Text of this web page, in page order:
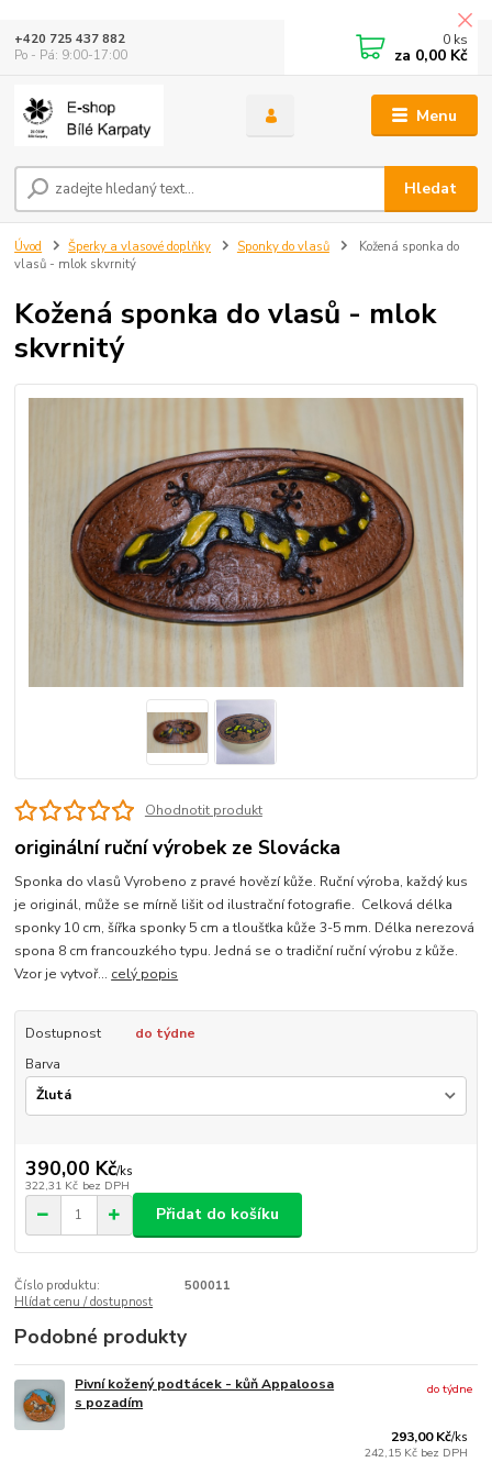
Menu
Hledat
+420 725 437 882
Po - Pá: 9:00-17:00
0 ks
za 0,00 Kč
Úvod Šperky a vlasové doplňky Sponky do vlasů
Kožená sponka do
vlasů - mlok skvrnitý
Kožená sponka do vlasů - mlok
skvrnitý
Ohodnotit produkt
originální ruční výrobek ze Slovácka
Sponka do vlasů Vyrobeno z pravé hovězí kůže. Ruční výroba, každý kus
je originál, může se mírně lišit od ilustrační fotografie. Celková délka
sponky 10 cm, šířka sponky 5 cm a tloušťka kůže 3-5 mm. Délka nerezová
spona 8 cm francouzkého typu. Jedná se o tradiční ruční výrobu z kůže.
Vzor je vytvoř... celý popis
Dostupnost
do týdne
Barva
390,00 Kč/ks
322,31 Kč bez DPH
Přidat do košíku
Číslo produktu:
500011
Hlídat cenu / dostupnost
Podobné produkty
Pivní kožený podtácek - kůň Appaloosa
s pozadím
293,00 Kč/ks
242,15 Kč bez DPH
do týdne